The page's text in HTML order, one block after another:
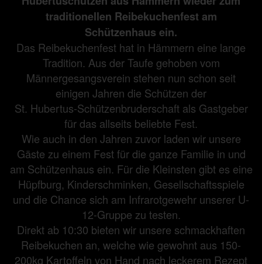
traditionellen Reibekuchenfest am
Schützenhaus ein.
Das Reibekuchenfest hat in Hämmern eine lange
Tradition. Aus der Taufe gehoben vom
Männergesangsverein stehen nun schon seit
einigen Jahren die Schützen der
St. Hubertus-Schützenbruderschaft als Gastgeber
für das allseits beliebte Fest.
Wie auch in den Jahren zuvor laden wir unsere
Gäste zu einem Fest für die ganze Familie in und
am Schützenhaus ein. Für die Kleinsten gibt es eine
Hüpfburg, Kinderschminken, Gesellschaftsspiele
und die Chance sich am Infrarotgewehr unserer U-
12-Gruppe zu testen.
Direkt ab 10:30 bieten wir unsere schmackhaften
Reibekuchen an, welche wie gewohnt aus 150-
200kg Kartoffeln von Hand nach leckerem Rezept